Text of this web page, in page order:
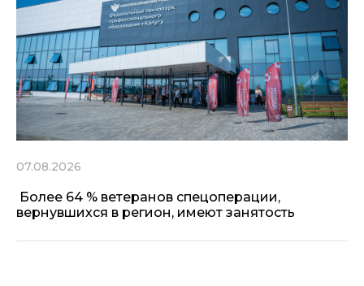
07.08.2026
Более 64 % ветеранов спецоперации,
вернувшихся в регион, имеют занятость